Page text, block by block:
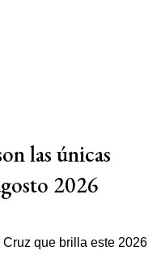
las únicas
2026